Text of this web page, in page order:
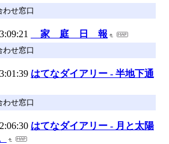
わせ窓口
家 庭 日 報
わせ窓口
はてなダイアリー - 半地下通
わせ窓口
はてなダイアリー - 月と太陽